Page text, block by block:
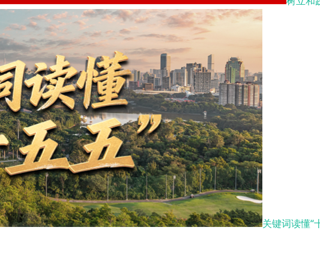
关键词读懂“